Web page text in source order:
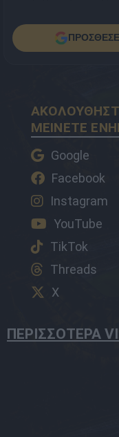
ΜΕΙΝΕΤΕ
Google
Facebook
Instagram
YouTube
TikTok
Threads
X
ΠΕΡΙΣΣΟΤΕΡΑ